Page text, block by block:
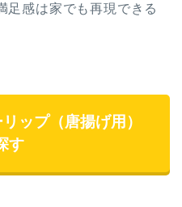
足感は家でも再現できる
ップ（唐揚げ用）
す